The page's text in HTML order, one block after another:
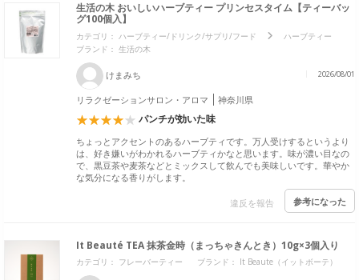
生活の木 おいしいハーブティー プリンセスタイム【ティーバッ
グ100個入】
カテゴリ： ハーブティー/ドリンク/サプリ/フード
ハーブティー
ブランド： 生活の木
けまみち 2026/08/01
リラクゼーションサロン・アロマ 神奈川県
パンチが効いた味
ちょっとアクセントのあるハーブティです。万人受けするというより
は、好き嫌いがわかれるハーブティかなと思います。味が濃い目なの
で、黒豆茶や麦茶などとミックスして飲んでも美味しいです。華やか
な気分になる香りがします。
違反を報告 参考になった
It Beauté TEA 抹茶金時（まっちゃきんとき）10g×3個入り
カテゴリ： フレーバーティー ブランド： It Beaute（イットボーテ）